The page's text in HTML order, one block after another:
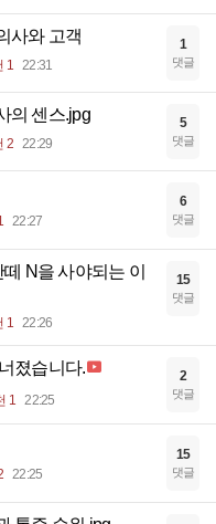
사와 고객
1 22:31
1
댓글
의 센스.jpg
2 22:29
5
댓글
22:27
6
댓글
N을 사야되는 이
1 22:26
15
댓글
졌습니다.
1 22:25
2
댓글
22:25
15
댓글